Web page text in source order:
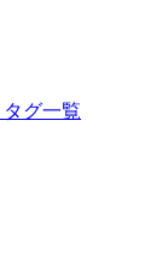
タグ一覧